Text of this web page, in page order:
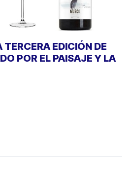
EDICIÓN DE
POR EL PAISAJE Y LA